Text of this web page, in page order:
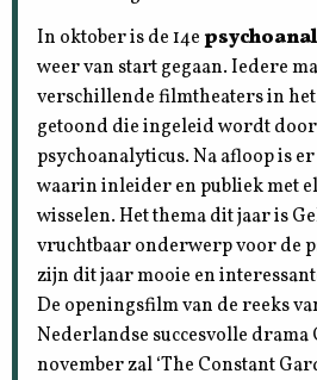
In oktober is de 14e
weer van start gegaan. Iedere
verschillende filmtheaters in
getoond die ingeleid wordt
psychoanalyticus. Na afloop is
waarin inleider en publiek met
wisselen. Het thema dit jaar is
vruchtbaar onderwerp voor de
zijn dit jaar mooie en
De openingsfilm van de reeks
Nederlandse succesvolle drama
november zal ‘The Constant